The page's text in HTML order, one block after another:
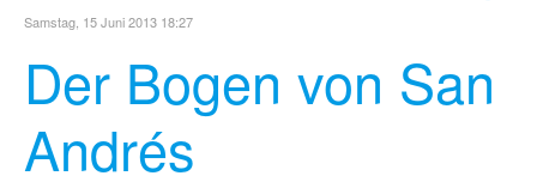
Samstag, 15 Juni 2013 18:27
Der Bogen von San
Andrés